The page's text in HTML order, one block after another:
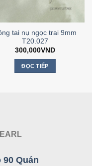
tai nụ ngọc trai 9mm
T20.027
300,000VND
ĐỌC TIẾP
90 Quán